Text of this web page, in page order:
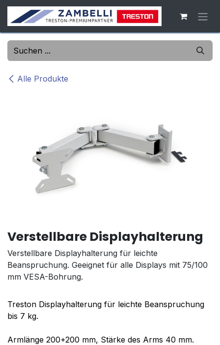
Zum Inhalt springen
Alle Produkte
Verstellbare Displayhalterung
Verstellbare Displayhalterung für leichte
Beanspruchung. Geeignet für alle Displays mit 75/100
mm VESA-Bohrung.
Treston Displayhalterung für leichte Beanspruchung
bis 7 kg.
Armlänge 200+200 mm, Stärke des Arms 40 mm.